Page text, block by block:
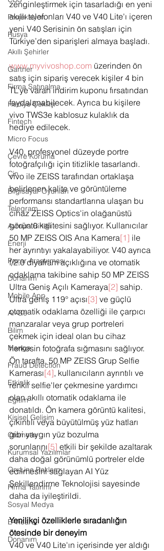
Projeksiyon
Rusya
Akıllı Şehirler
Gartner
Firma Satınalma
Hediye Çekilişi
Fintech
Micro Focus
Çevre Koruma
Çin
Bilgisayar Oyunları
Telegram
Avrupa Birliği
Enerji
Pazar Araştırması
Donanım
Mobile App
Ar-Ge
Bilim
Manga
Fraud Detection
Etkinlik
Eğitim
Kişisel Gelişim
Otomotiv
Kurumsal Yazılımlar
On-Line Reklam
Firma Yatırımı
Sosyal Medya
E-Ticaret
Donanım
zenginleştirmek için tasarladığı en yeni
akıllı telefonları V40 ve V40 Lite'ı içeren
yeni V40 Serisinin ön satışları için
Türkiye’den siparişleri almaya başladı.
www.myvivoshop.com üzerinden ön
satış için sipariş verecek kişiler 4 bin
TL’ye varan indirim kuponu fırsatından
faydalanabilecek. Ayrıca bu kişilere
vivo TWS3e kablosuz kulaklık da
hediye edilecek.
V40, profesyonel düzeyde portre
fotoğrafçılığı için titizlikle tasarlandı.
vivo ile ZEISS tarafından ortaklaşa
belirlenen kalite ve görüntüleme
performansı standartlarına ulaşan bu
cihaz ZEISS Optics'in olağanüstü
görüntü kalitesini sağlıyor. Kullanıcılar
50 MP ZEISS OIS Ana Kamera[1] ile
her ayrıntıyı yakalayabiliyor. V40 ayrıca
f/2.0 diyafram açıklığına ve otomatik
odaklama takibine sahip 50 MP ZEISS
Ultra Geniş Açılı Kameraya[2] sahip.
Ultra geniş 119° açısı[3] ve güçlü
otomatik odaklama özelliği ile çarpıcı
manzaralar veya grup portreleri
çekmek için ideal olan bu cihaz
herkesin fotoğrafa sığmasını sağlıyor.
Ön tarafta, 50 MP ZEISS Grup Selfie
Kamerası[4], kullanıcıların ayrıntılı ve
renkli selfie'ler çekmesine yardımcı
olan akıllı otomatik odaklama ile
donatıldı. Ön kamera görüntü kalitesi,
çıkıntılı veya büyütülmüş yüz hatları
gibi yaygın yüz bozulma
sorunlarını[5] etkili bir şekilde azaltarak
daha doğal görünümlü portreler elde
edilmesini sağlayan AI Yüz
Şekillendirme Teknolojisi sayesinde
daha da iyileştirildi.
Yenilikçi özelliklerle sıradanlığın
ötesinde bir deneyim
V40 ve V40 Lite'ın içerisinde yer aldığı